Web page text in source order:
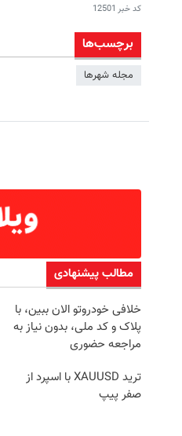
کد خبر 12501
برچسب‌ها
مجله شهرها
مطالب پیشنهادی
خلافی خودروتو الان ببین، با
پلاک و کد ملی، بدون نیاز به
مراجعه حضوری
ترید XAUUSD با اسپرد از
صفر پیپ